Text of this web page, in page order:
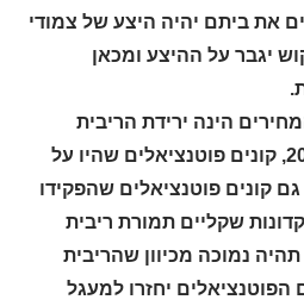
את ביתם יהיה היצע של צמודי
יגבר על ההיצע ומכאן
הינה ירידת הריבית
הצפוייה לקראת שנת 2024, קונים פוטנציאלים שהיו על
קונים פוטנציאלים שהפקידו
שקליים תמורת ריבית
נמוכה מכיוון שהריבית
יחזרו למעגל